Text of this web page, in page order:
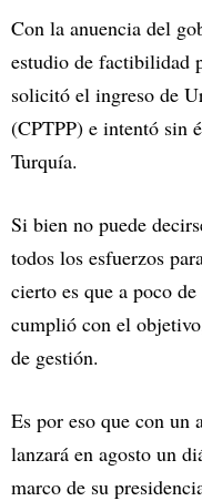
Con la anuencia del
estudio de factibilidad
solicitó el ingreso de
(CPTPP) e intentó sin
Turquía.
Si bien no puede
todos los esfuerzos
cierto es que a poco
cumplió con el
de gestión.
Es por eso que con
lanzará en agosto un
marco de su